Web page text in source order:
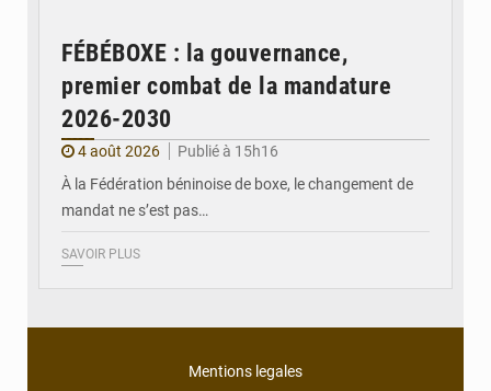
FÉBÉBOXE : la gouvernance,
premier combat de la mandature
2026-2030
4 août 2026
Publié à 15h16
À la Fédération béninoise de boxe, le changement de
mandat ne s’est pas…
SAVOIR PLUS
Mentions legales